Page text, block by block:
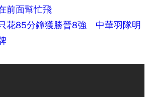
前面幫忙飛
花85分鐘獲勝晉8強 中華羽隊明